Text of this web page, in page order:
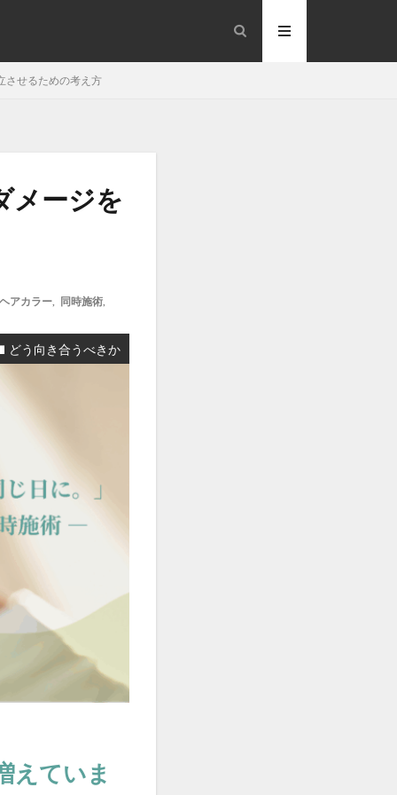
させるための考え方
メージを
ヘアカラー, 同時施術,
どう向き合うべきか
えていま
fail
treatment
らせ
サロンの滞在時間
ジ
公式LINE
敗